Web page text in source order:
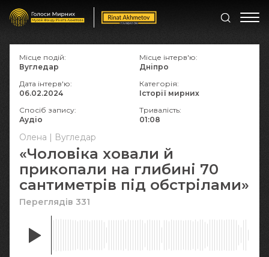
Олена | Вугледар
«Чоловіка ховали й
прикопали на глибині 70
сантиметрів під обстрілами»
Переглядів 331
Місце подій:
Вугледар
Місце інтерв'ю:
Дніпро
Дата інтерв'ю:
06.02.2024
Категорія:
Історії мирних
Спосіб запису:
Аудіо
Тривалість:
01:08